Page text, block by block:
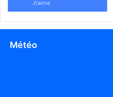
J\'aime
Météo